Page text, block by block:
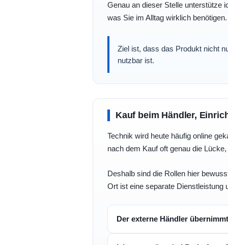
Genau an dieser Stelle unterstütze
was Sie im Alltag wirklich benötigen.
Ziel ist, dass das Produkt nicht
nutzbar ist.
Kauf beim Händler,
Technik wird heute häufig online
nach dem Kauf oft genau die
Deshalb sind die Rollen hier
Ort ist eine separate Dienstleistung
Der externe Händler übernimmt